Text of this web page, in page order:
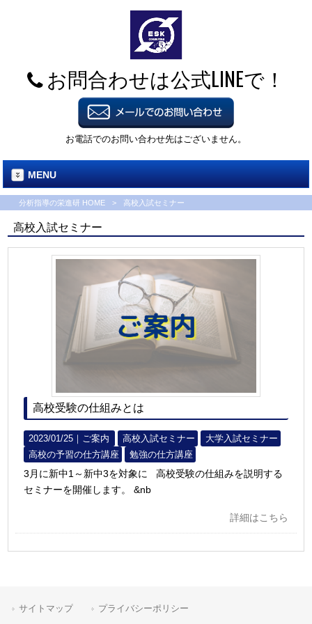
お問合わせは公式LINEで！
お電話でのお問い合わせ先はございません。
MENU
分析指導の栄進研 HOME > 高校入試セミナー
高校入試セミナー
高校受験の仕組みとは
2023/01/25｜ ご案内 高校入試セミナー
大学入試セミナー
高校の予習の仕方講座
勉強の仕方講座
3月に新中1～新中3を対象に 高校受験の仕組みを説明する
セミナーを開催します。 &nb
詳細はこちら
サイトマップ プライバシーポリシー